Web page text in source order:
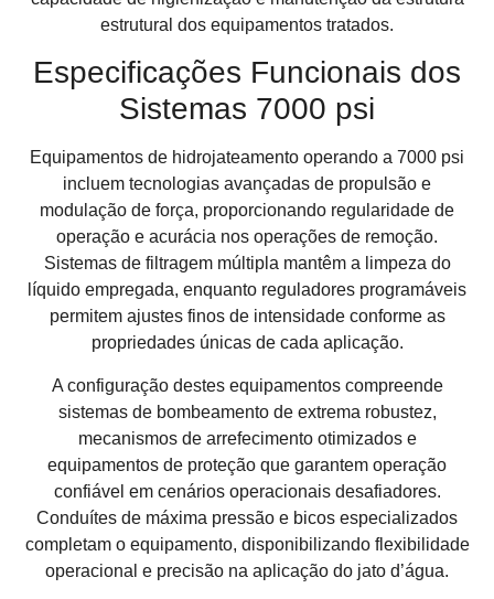
estrutural dos equipamentos tratados.
Especificações Funcionais dos
Sistemas 7000 psi
Equipamentos de hidrojateamento operando a 7000 psi
incluem tecnologias avançadas de propulsão e
modulação de força, proporcionando regularidade de
operação e acurácia nos operações de remoção.
Sistemas de filtragem múltipla mantêm a limpeza do
líquido empregada, enquanto reguladores programáveis
permitem ajustes finos de intensidade conforme as
propriedades únicas de cada aplicação.
A configuração destes equipamentos compreende
sistemas de bombeamento de extrema robustez,
mecanismos de arrefecimento otimizados e
equipamentos de proteção que garantem operação
confiável em cenários operacionais desafiadores.
Conduítes de máxima pressão e bicos especializados
completam o equipamento, disponibilizando flexibilidade
operacional e precisão na aplicação do jato d’água.